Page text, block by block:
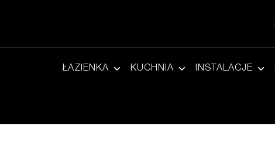
ŁAZIENKA KUCHNIA INSTALACJE